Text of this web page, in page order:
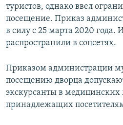
туристов, однако ввел
посещение. Приказ
в силу с 25 марта 2020
распространили в соцсетях.
Приказом администрации
посещению дворца
экскурсанты в медицинских
принадлежащих